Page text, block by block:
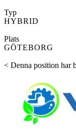
Typ
HYBRID
Plats
GÖTEBORG
< Denna position har